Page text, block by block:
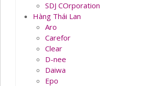
SDJ COrporation
Hàng Thái Lan
Aro
Carefor
Clear
D-nee
Daiwa
Epo